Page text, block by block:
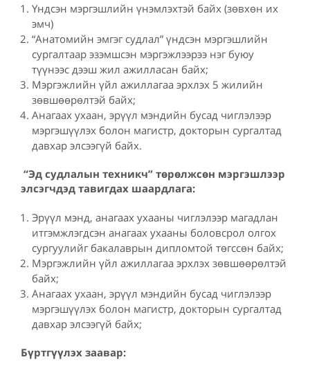
Үндсэн мэргэшлийн үнэмлэхтэй байх (зөвхөн их
эмч)
“Анатомийн эмгэг судлал” үндсэн мэргэшлийн
сургалтаар эзэмшсэн мэргэжлээрээ нэг буюу
түүнээс дээш жил ажилласан байх;
Мэргэжлийн үйл ажиллагаа эрхлэх 5 жилийн
зөвшөөрөлтэй байх;
Анагаах ухаан, эрүүл мэндийн бусад чиглэлээр
мэргэшүүлэх болон магистр, докторын сургалтад
давхар элсээгүй байх.
“Эд судлалын техникч” төрөлжсөн мэргэшлээр
элсэгчдэд тавигдах шаардлага:
Эрүүл мэнд, анагаах ухааны чиглэлээр магадлан
итгэмжлэгдсэн анагаах ухааны боловсрол олгох
сургуулийг бакалаврын дипломтой төгссөн байх;
Мэргэжлийн үйл ажиллагаа эрхлэх зөвшөөрөлтэй
байх;
Анагаах ухаан, эрүүл мэндийн бусад чиглэлээр
мэргэшүүлэх болон магистр, докторын сургалтад
давхар элсээгүй байх;
Бүртгүүлэх заавар: